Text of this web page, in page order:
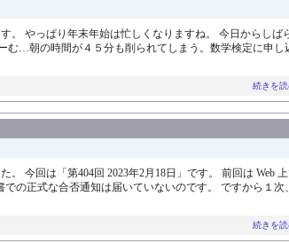
。 やっぱり年末年始は忙しくなりますね。 今日からしば
む…朝の時間が４５分も削られてしまう。数学検定に申し
続きを
今回は「第404回 2023年2月18日」です。 前回は Web
の正式な合否通知は届いていないのです。 ですから１次
続きを